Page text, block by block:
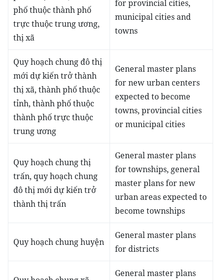
phố thuộc thành phố
trực thuộc trung ương,
thị xã
for provincial cities,
municipal cities and
towns
Quy hoạch chung đô thị
mới dự kiến trở thành
thị xã, thành phố thuộc
tỉnh, thành phố thuộc
thành phố trực thuộc
trung ương
General master plans
for new urban centers
expected to become
towns, provincial cities
or municipal cities
Quy hoạch chung thị
trấn, quy hoạch chung
đô thị mới dự kiến trở
thành thị trấn
General master plans
for townships, general
master plans for new
urban areas expected to
become townships
Quy hoạch chung huyện
General master plans
for districts
General master plans